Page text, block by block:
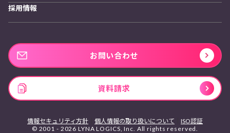
私たちの想い
採用情報
お問い合わせ
資料請求
© 2001 - 2026 LYNA LOGICS, Inc. All rights reserved.
情報セキュリティ方針 個人情報の取り扱いについて ISO認証